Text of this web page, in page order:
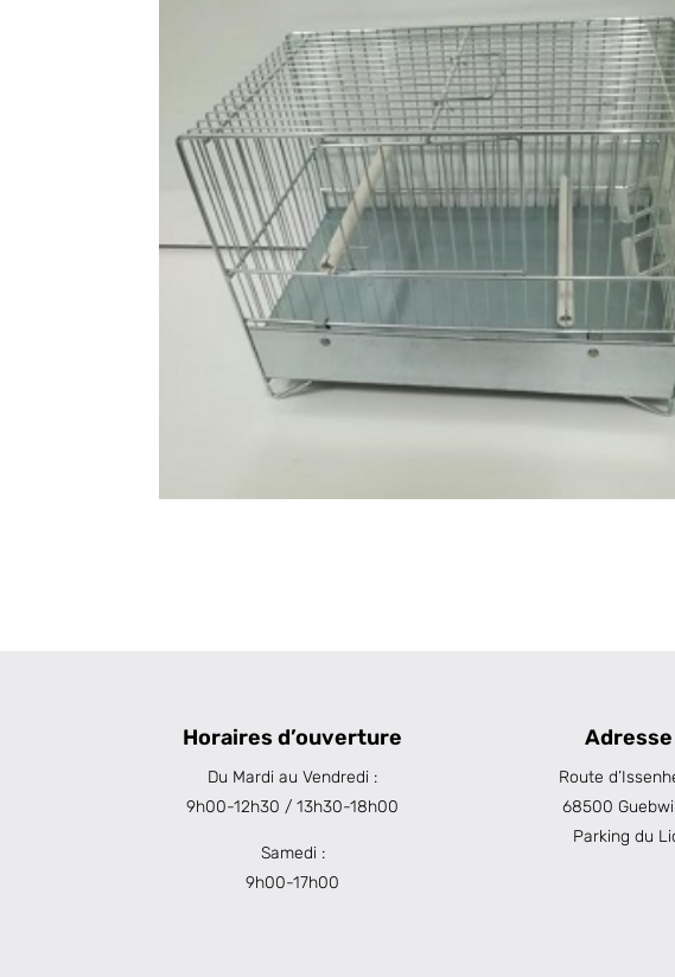
Horaires d’ouverture
Du Mardi au Vendredi :
9h00-12h30 / 13h30-18h00
Samedi :
9h00-17h00
Adresse
Route
68500
Parking du